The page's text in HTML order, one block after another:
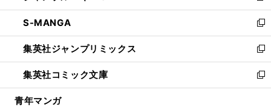
開
く
ウ
で
開
く
ン
ド
ウ
で
開
く
ウ
ィ
ン
ド
ウ
で
開
し
い
ウ
ィ
ン
ド
ウ
S-MANGA
新
し
い
ウ
ィ
ン
集英社ジャンプリミックス
新
し
い
ウ
集英社コミック文庫
新
し
青年マンガ